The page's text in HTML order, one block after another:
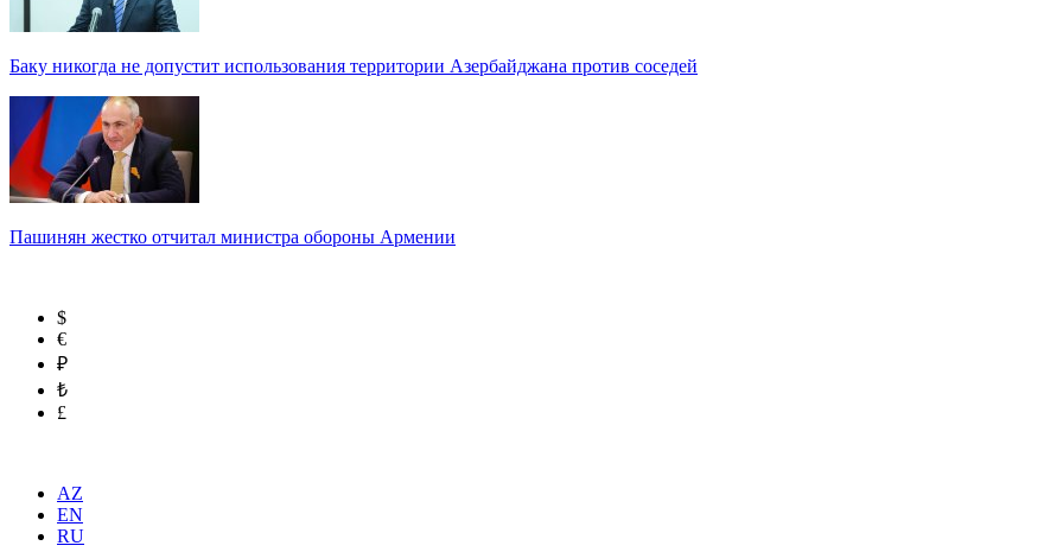
Баку никогда не допустит использования территории Азербайджана против соседей
Пашинян жестко отчитал министра обороны Армении
$
€
₽
₺
£
AZ
EN
RU